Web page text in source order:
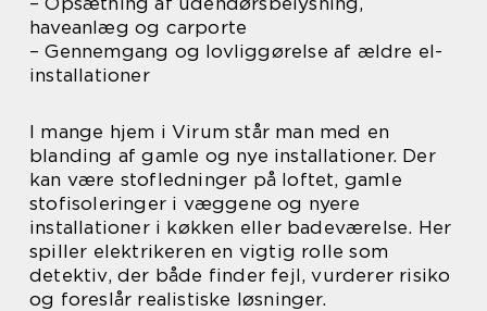
haveanlæg og carporte
– Gennemgang og lovliggørelse af ældre el-
installationer
I mange hjem i Virum står man med en
blanding af gamle og nye installationer. Der
kan være stofledninger på loftet, gamle
stofisoleringer i væggene og nyere
installationer i køkken eller badeværelse. Her
spiller elektrikeren en vigtig rolle som
detektiv, der både finder fejl, vurderer risiko
og foreslår realistiske løsninger.